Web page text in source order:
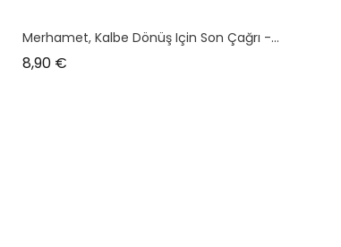
Merhamet, Kalbe Dönüş Için Son Çağrı -...
8,90 €